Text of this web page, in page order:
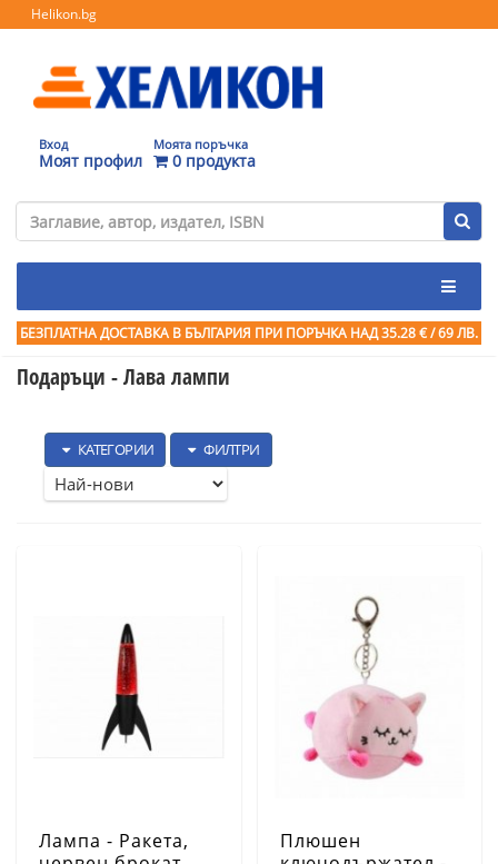
Helikon.bg
Вход
Моят профил
Моята поръчка
0 продукта
БЕЗПЛАТНА ДОСТАВКА В БЪЛГАРИЯ ПРИ ПОРЪЧКА НАД 35.28 € / 69 ЛВ.
Подаръци - Лава лампи
КАТЕГОРИИ ФИЛТРИ
Лампа - Ракета,
Плюшен